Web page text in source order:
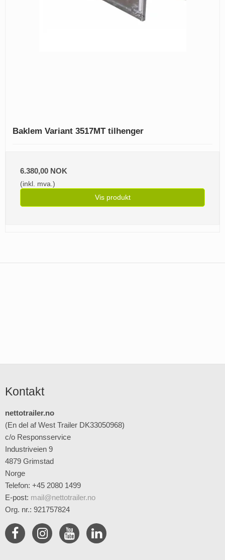
Baklem Variant 3517MT tilhenger
6.380,00 NOK
(inkl. mva.)
Vis produkt
Kontakt
nettotrailer.no
(En del af West Trailer DK33050968)
c/o Responsservice
Industriveien 9
4879 Grimstad
Norge
Telefon: +45 2080 1499
E-post: mail@nettotrailer.no
Org. nr.: 921757824